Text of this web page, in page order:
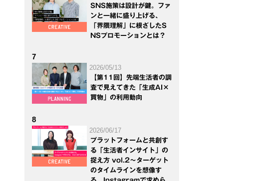
SNS施策は設計が鍵。ファ
ンと一緒に盛り上げる、
「界隈理解」に根ざしたS
NSプロモーションとは？
7
2026/05/13
【第11回】先端生活者の調
査で見えてきた「生成AI×
買物」の利用動向
8
2026/06/17
プラットフォームと共創す
る「生活者インサイト」の
捉え方 vol.2～ターゲット
のタイムラインを想像す